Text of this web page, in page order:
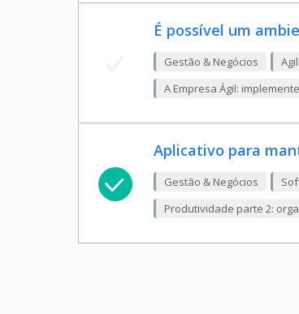
É possível um
Gestão & Negócios
A Empresa Ágil:
Aplicativo para
Gestão & Negócios
Produtividade parte 2: